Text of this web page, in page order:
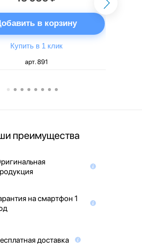
в корзину
Купить в 1 клик
арт. 891
преимущества
на смартфон 1
доставка